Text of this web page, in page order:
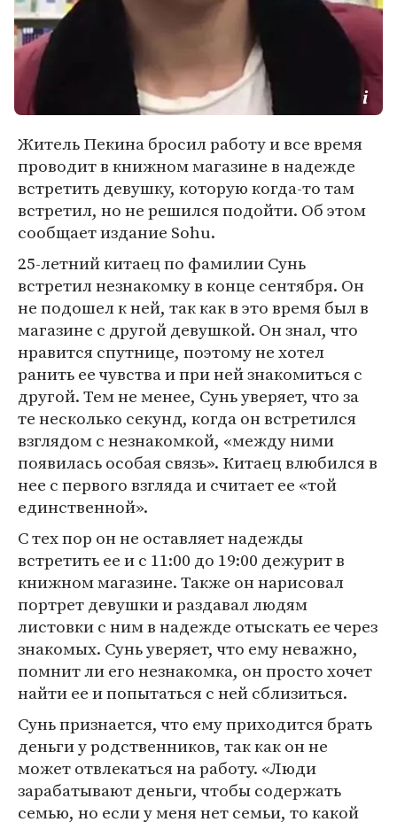
Житель Пекина бросил работу и все время
проводит в книжном магазине в надежде
встретить девушку, которую когда-то там
встретил, но не решился подойти. Об этом
сообщает издание Sohu.
25-летний китаец по фамилии Сунь
встретил незнакомку в конце сентября. Он
не подошел к ней, так как в это время был в
магазине с другой девушкой. Он знал, что
нравится спутнице, поэтому не хотел
ранить ее чувства и при ней знакомиться с
другой. Тем не менее, Сунь уверяет, что за
те несколько секунд, когда он встретился
взглядом с незнакомкой, «между ними
появилась особая связь». Китаец влюбился в
нее с первого взгляда и считает ее «той
единственной».
С тех пор он не оставляет надежды
встретить ее и с 11:00 до 19:00 дежурит в
книжном магазине. Также он нарисовал
портрет девушки и раздавал людям
листовки с ним в надежде отыскать ее через
знакомых. Сунь уверяет, что ему неважно,
помнит ли его незнакомка, он просто хочет
найти ее и попытаться с ней сблизиться.
Сунь признается, что ему приходится брать
деньги у родственников, так как он не
может отвлекаться на работу. «Люди
зарабатывают деньги, чтобы содержать
семью, но если у меня нет семьи, то какой